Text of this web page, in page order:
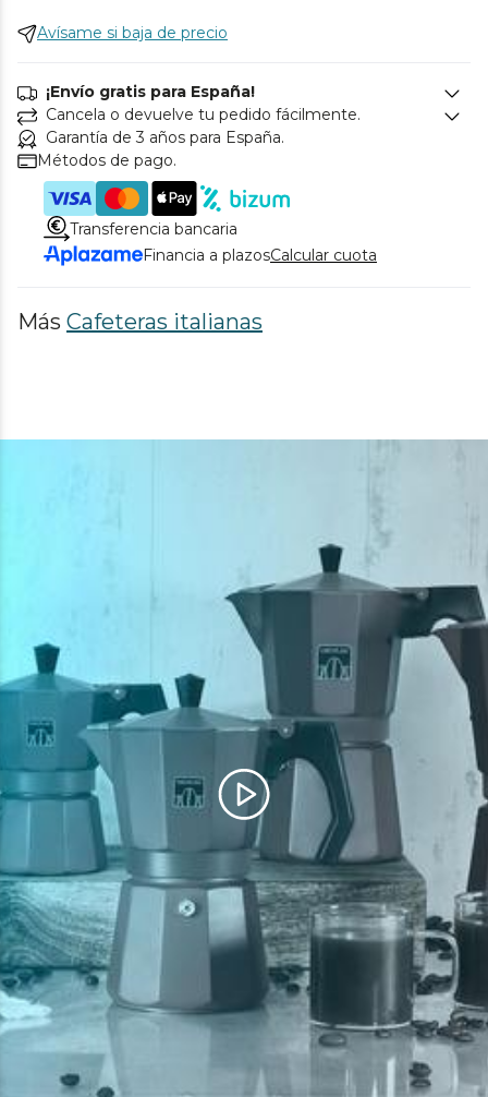
Avísame si baja de precio
¡Envío gratis para España!
Cancela o devuelve tu pedido fácilmente.
Garantía de 3 años para España.
Métodos de pago.
Transferencia bancaria
Financia a plazosCalcular cuota
Más Cafeteras italianas